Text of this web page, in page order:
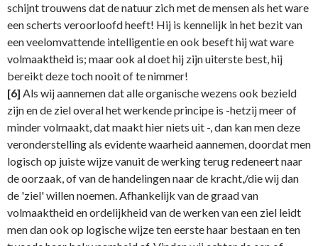
schijnt trouwens dat de natuur zich met de mensen als het ware
een scherts veroorloofd heeft! Hij is kennelijk in het bezit van
een veelomvattende intelligentie en ook beseft hij wat ware
volmaaktheid is; maar ook al doet hij zijn uiterste best, hij
bereikt deze toch nooit of te nimmer!
[6] Als wij aannemen dat alle organische wezens ook bezield
zijn en de ziel overal het werkende principe is -hetzij meer of
minder volmaakt, dat maakt hier niets uit -, dan kan men deze
veronderstelling als evidente waarheid aannemen, doordat men
logisch op juiste wijze vanuit de werking terug redeneert naar
de oorzaak, of van de handelingen naar de kracht,/die wij dan
de 'ziel' willen noemen. Afhankelijk van de graad van
volmaaktheid en ordelijkheid van de werken van een ziel leidt
men dan ook op logische wijze ten eerste haar bestaan en ten